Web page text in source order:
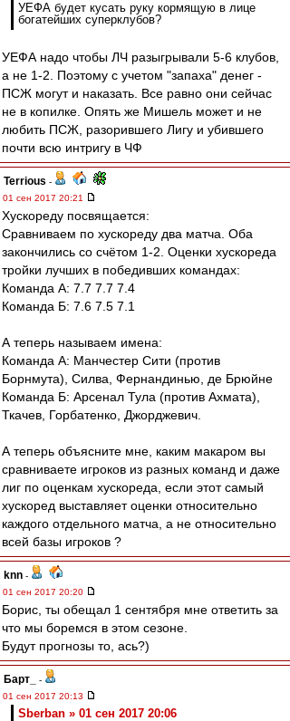
УЕФА будет кусать руку кормящую в лице
богатейших суперклубов?
УЕФА надо чтобы ЛЧ разыгрывали 5-6 клубов,
а не 1-2. Поэтому с учетом "запаха" денег -
ПСЖ могут и наказать. Все равно они сейчас
не в копилке. Опять же Мишель может и не
любить ПСЖ, разорившего Лигу и убившего
почти всю интригу в ЧФ
Terrious -
01 сен 2017 20:21
Хускореду посвящается:
Сравниваем по хускореду два матча. Оба
закончились со счётом 1-2. Оценки хускореда
тройки лучших в победивших командах:
Команда А: 7.7 7.7 7.4
Команда Б: 7.6 7.5 7.1
А теперь называем имена:
Команда А: Манчестер Сити (против
Борнмута), Силва, Фернандинью, де Брюйне
Команда Б: Арсенал Тула (против Ахмата),
Ткачев, Горбатенко, Джорджевич.
А теперь объясните мне, каким макаром вы
сравниваете игроков из разных команд и даже
лиг по оценкам хускореда, если этот самый
хускоред выставляет оценки относительно
каждого отдельного матча, а не относительно
всей базы игроков ?
knn -
01 сен 2017 20:20
Борис, ты обещал 1 сентября мне ответить за
что мы боремся в этом сезоне.
Будут прогнозы то, ась?)
Барт_
-
01 сен 2017 20:13
Sberban » 01 сен 2017 20:06